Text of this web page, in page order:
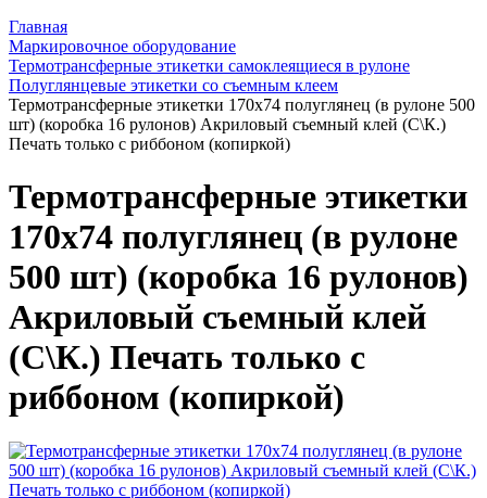
Главная
Маркировочное оборудование
Термотрансферные этикетки самоклеящиеся в рулоне
Полуглянцевые этикетки со съемным клеем
Термотрансферные этикетки 170x74 полуглянец (в рулоне 500
шт) (коробка 16 рулонов) Акриловый съемный клей (С\К.)
Печать только с риббоном (копиркой)
Термотрансферные этикетки
170x74 полуглянец (в рулоне
500 шт) (коробка 16 рулонов)
Акриловый съемный клей
(С\К.) Печать только с
риббоном (копиркой)